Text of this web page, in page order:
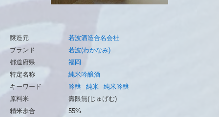
醸造元
若波酒造合名会社
ブランド
若波(わかなみ)
都道府県
福岡
特定名称
純米吟醸酒
キーワード
吟醸 純米
純米吟醸
原料米
壽限無(じゅげむ)
精米歩合
55%